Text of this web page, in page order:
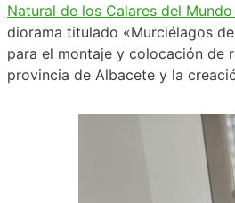
Natural de los Calares del
diorama titulado «Murciélagos
para el montaje y colocación de
provincia de Albacete y la